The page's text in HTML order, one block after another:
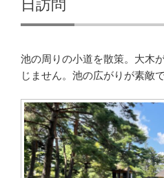
日訪問
池の周りの小道を散策。大木
じません。池の広がりが素敵